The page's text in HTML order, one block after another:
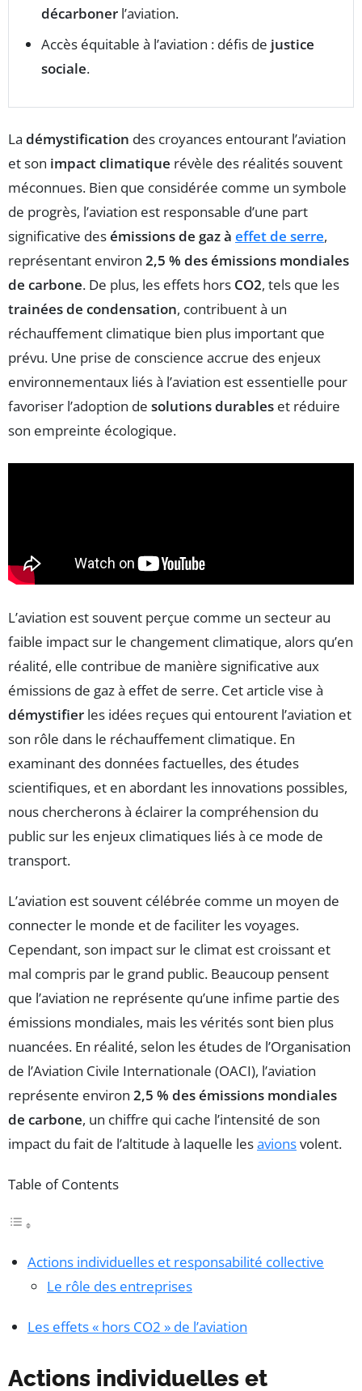
décarboner l’aviation.
Accès équitable à l’aviation : défis de justice
sociale.
La démystification des croyances entourant l’aviation
et son impact climatique révèle des réalités souvent
méconnues. Bien que considérée comme un symbole
de progrès, l’aviation est responsable d’une part
significative desémissions de gaz à effet de serre,
représentant environ 2,5 % des émissions mondiales
de carbone. De plus, les effets hors CO2, tels que les
trainées de condensation, contribuent à un
réchauffement climatique bien plus important que
prévu. Une prise de conscience accrue des enjeux
environnementaux liés à l’aviation est essentielle pour
favoriser l’adoption de solutions durables et réduire
son empreinte écologique.
L’aviation est souvent perçue comme un secteur au
faible impact sur le changement climatique, alors qu’en
réalité, elle contribue de manière significative aux
émissions de gaz à effet de serre. Cet article vise à
démystifier les idées reçues qui entourent l’aviation et
son rôle dans le réchauffement climatique. En
examinant des données factuelles, des études
scientifiques, et en abordant les innovations possibles,
nous chercherons à éclairer la compréhension du
public sur les enjeux climatiques liés à ce mode de
transport.
L’aviation est souvent célébrée comme un moyen de
connecter le monde et de faciliter les voyages.
Cependant, son impact sur le climat est croissant et
mal compris par le grand public. Beaucoup pensent
que l’aviation ne représente qu’une infime partie des
émissions mondiales, mais les vérités sont bien plus
nuancées. En réalité, selon les études de l’Organisation
de l’Aviation Civile Internationale (OACI), l’aviation
représente environ 2,5 % des émissions mondiales
de carbone, un chiffre qui cache l’intensité de son
impact du fait de l’altitude à laquelle lesavionsvolent.
Table of Contents
Actions individuelles et responsabilité collective
Le rôle des entreprises
Les effets « hors CO2 » de l’aviation
Actions individuelles et